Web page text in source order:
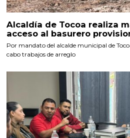
Alcaldía de Tocoa realiza
acceso al basurero
Por mandato del alcalde municipal de
cabo trabajos de arreglo